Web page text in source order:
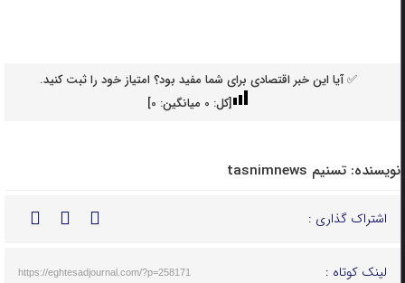
✅ آیا این خبر اقتصادی برای شما مفید بود؟ امتیاز خود را ثبت کنید.
[کل: 0میانگین: 0
]
نویسنده: تسنیم tasnimnews
اشتراک گذاری :
لینک کوتاه : https://eghtesadjournal.com/?p=258171